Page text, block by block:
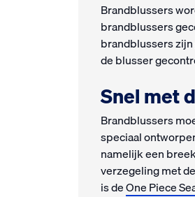
Brandblussers
brandblussers
brandblussers
de blusser
Snel met
Brandblussers
speciaal
namelijk een
verzegeling met
is deOne Piece